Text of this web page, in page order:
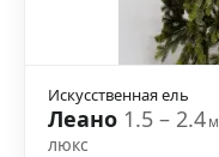
Искусственная ель
Леано 1.5 – 2.4м
люкс